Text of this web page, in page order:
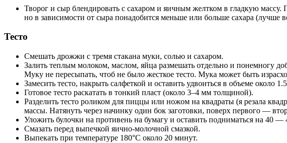
Творог и сыр блендировать с сахаром и яичным желтком в гладкую
но в зависимости от сыра понадобится меньше или больше сахара (лучше
Тесто
Смешать дрожжи с тремя стакана муки, солью и сахаром.
Залить теплым молоком, маслом, яйца размешать отдельно и понемногу
Муку не пересыпать, чтоб не было жесткое тесто. Мука может быть
Замесить тесто, накрыть салфеткой и оставить удвоиться в объеме около
Готовое тесто раскатать в тонкий пласт (около 3–4 мм толщиной).
Разделить тесто роликом для пиццы или ножом на квадраты (я резала
массы. Натянуть через начинку один бок заготовки, поверх первого —
Уложить булочки на противень на бумагу и оставить подниматься на 40
Смазать перед выпечкой яично-молочной смазкой.
Выпекать при температуре 180°C около 20 минут.